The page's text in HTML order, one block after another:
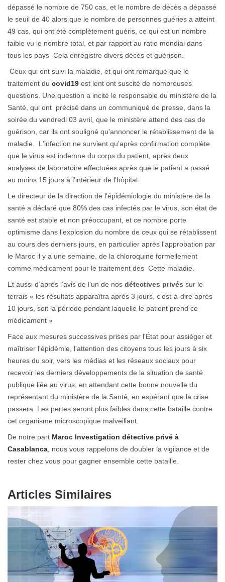
dépassé le nombre de 750 cas, et le nombre de décès a dépassé
le seuil de 40 alors que le nombre de personnes guéries a atteint
49 cas, qui ont été complètement guéris, ce qui est un nombre
faible vu le nombre total, et par rapport au ratio mondial dans
tous les pays Cela enregistre divers décès et guérison.
Ceux qui ont suivi la maladie, et qui ont remarqué que le
traitement du covid19 est lent ont suscité de nombreuses
questions. Une question a incité le responsable du ministère de la
Santé, qui ont précisé dans un communiqué de presse, dans la
soirée du vendredi 03 avril, que le ministère attend des cas de
guérison, car ils ont souligné qu'annoncer le rétablissement de la
maladie. L'infection ne survient qu'après confirmation complète
que le virus est indemne du corps du patient, après deux
analyses de laboratoire effectuées après que le patient a passé
au moins 15 jours à l'intérieur de l'hôpital.
Le directeur de la direction de l'épidémiologie du ministère de la
santé a déclaré que 80% des cas infectés par le virus, son état de
santé est stable et non préoccupant, et ce nombre porte
optimisme dans l'explosion du nombre de ceux qui se rétablissent
au cours des derniers jours, en particulier après l'approbation par
le Maroc il y a une semaine, de la chloroquine formellement
comme médicament pour le traitement des Cette maladie.
Et aussi d’après l’avis de l’un de nos détectives privés sur le
terrais « les résultats apparaîtra après 3 jours, c'est-à-dire après
10 jours, soit la période pendant laquelle le patient prend ce
médicament »
Face aux mesures successives prises par l'État pour assiéger et
maîtriser l'épidémie, l'attention des citoyens tous les jours à six
heures du soir, vers les médias et les réseaux sociaux pour
recevoir les derniers développements de la situation de santé
publique liée au virus, en attendant cette bonne nouvelle du
représentant du ministère de la Santé, en espérant que la crise
passera Les pertes seront plus faibles dans cette bataille contre
cet organisme microscopique malveillant.
De notre part Maroc Investigation détective privé à
Casablanca, nous vous rappelons de doubler la vigilance et de
rester chez vous pour gagner ensemble cette bataille.
Articles Similaires